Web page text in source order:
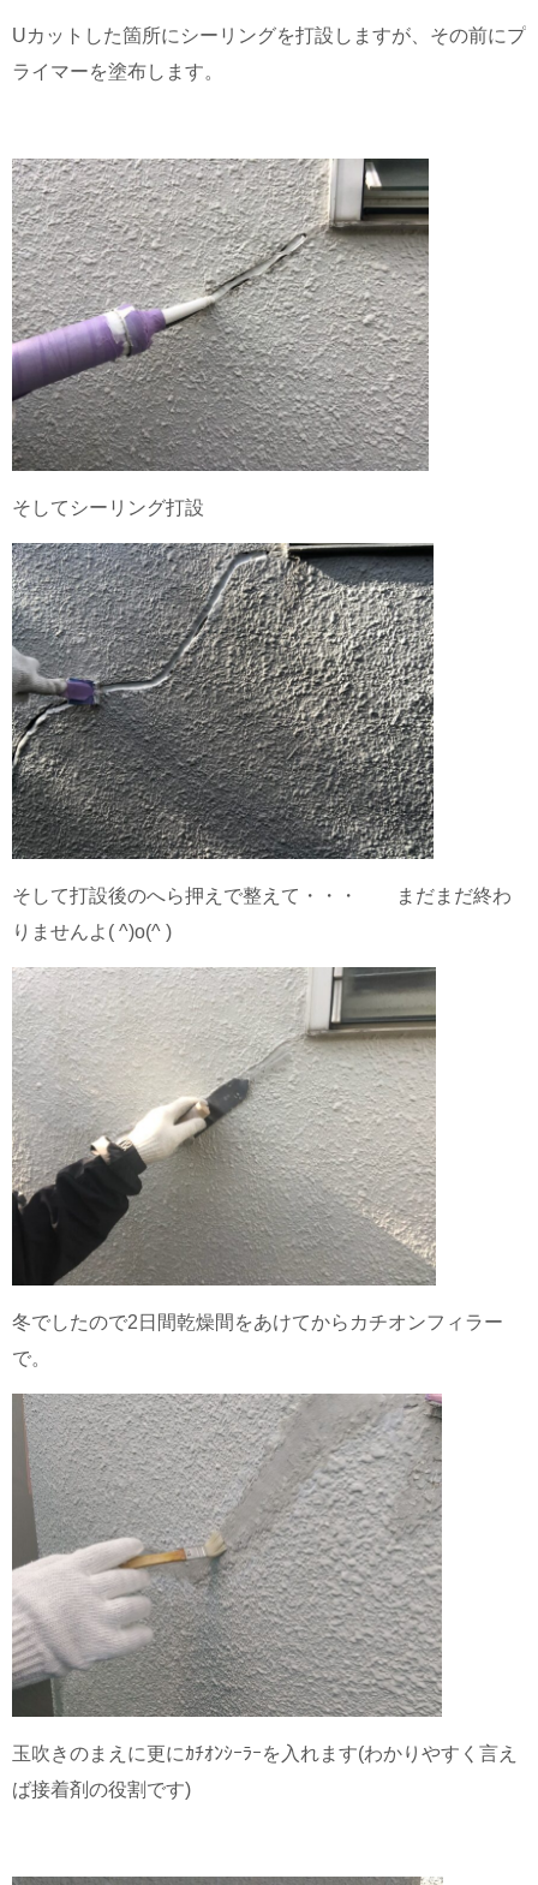
Uカットした箇所にシーリングを打設しますが、その前にプ
ライマーを塗布します。
そしてシーリング打設
そして打設後のへら押えで整えて・・・ まだまだ終わ
りませんよ( ^)o(^ )
冬でしたので2日間乾燥間をあけてからカチオンフィラー
で。
玉吹きのまえに更にｶﾁｵﾝｼｰﾗｰを入れます(わかりやすく言え
ば接着剤の役割です)